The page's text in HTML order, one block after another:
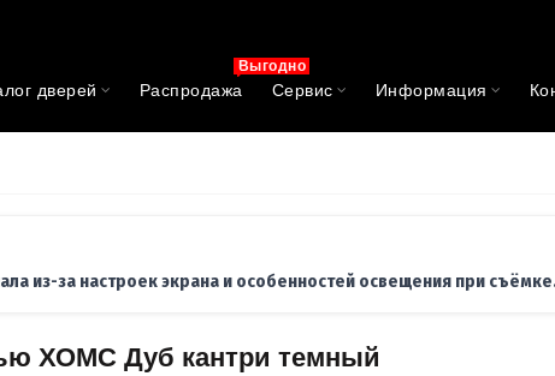
дверей Распродажа
Выгодно
Сервис Информация
из-за настроек экрана и особенностей освещения при
ХОМС Дуб кантри темный